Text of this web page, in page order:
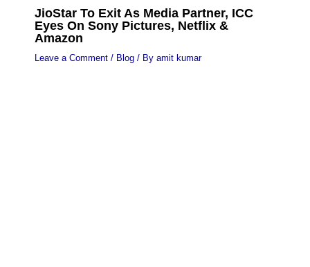
JioStar To Exit As Media Partner, ICC
Eyes On Sony Pictures, Netflix &
Amazon
Leave a Comment / Blog/ By amit kumar